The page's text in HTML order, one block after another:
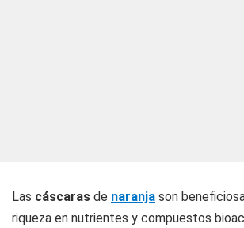
Las cáscaras de naranja son
riqueza en nutrientes y compuestos